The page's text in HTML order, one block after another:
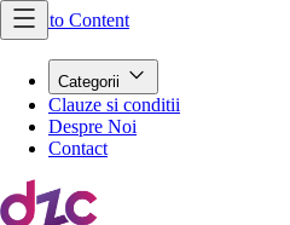
Skip to Content
Categorii
Clauze si conditii
Despre Noi
Contact